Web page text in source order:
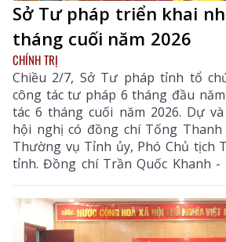
Sở Tư pháp triển khai
tháng cuối năm 2026
CHÍNH TRỊ
Chiều 2/7, Sở Tư pháp tỉnh tổ
công tác tư pháp 6 tháng đầu
tác 6 tháng cuối năm 2026. Dự
hội nghị có đồng chí Tống
Thường vụ Tỉnh ủy, Phó Chủ tịch
tỉnh. Đồng chí Trần Quốc Khanh -
đốc Sở Tư pháp cùng các đồng
Tư pháp chủ trì, điều hành hội
chức theo hình thức trực tuyến
điểm cầu 38 xã, phường trong tỉnh.